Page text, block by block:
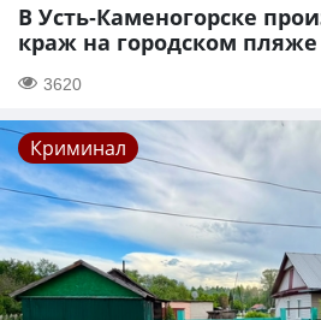
В Усть-Каменогорске
краж на городском пляже
3620
Криминал